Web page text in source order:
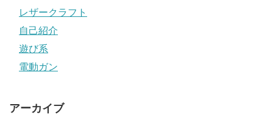
レザークラフト
自己紹介
遊び系
電動ガン
アーカイブ